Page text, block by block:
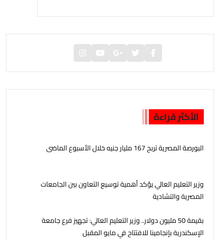
الأكثر قراءة
البورصة المصرية تربح 167 مليار جنيه خلال الأسبوع الماضى
وزير التعليم العالي يؤكد أهمية توسيع التعاون بين الجامعات
المصرية والتشادية
بقيمة 50 مليون دولار.. وزير التعليم العالي: تجهيز فرع جامعة
الإسكندرية بإنجامينا للافتتاح في مايو المقبل